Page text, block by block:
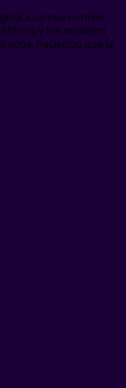
a un nuevo nivel.
y los modelos
haciendo que la